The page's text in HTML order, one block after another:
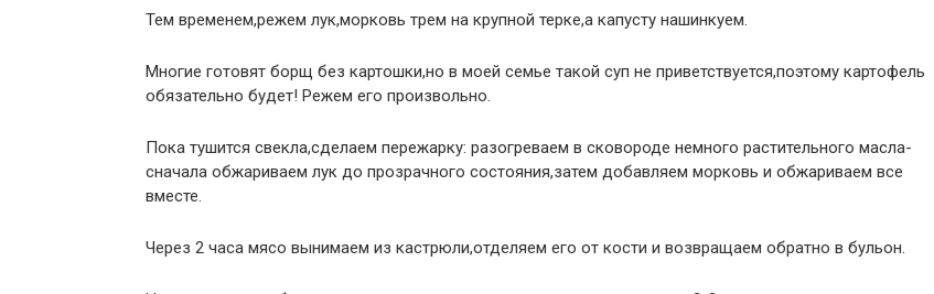
Тем временем,режем лук,морковь трем на крупной терке,а капусту нашинкуем.
Многие готовят борщ без картошки,но в моей семье такой суп не приветствуется,поэтому картофель
обязательно будет! Режем его произвольно.
Пока тушится свекла,сделаем пережарку: разогреваем в сковороде немного растительного масла-
сначала обжариваем лук до прозрачного состояния,затем добавляем морковь и обжариваем все
вместе.
Через 2 часа мясо вынимаем из кастрюли,отделяем его от кости и возвращаем обратно в бульон.